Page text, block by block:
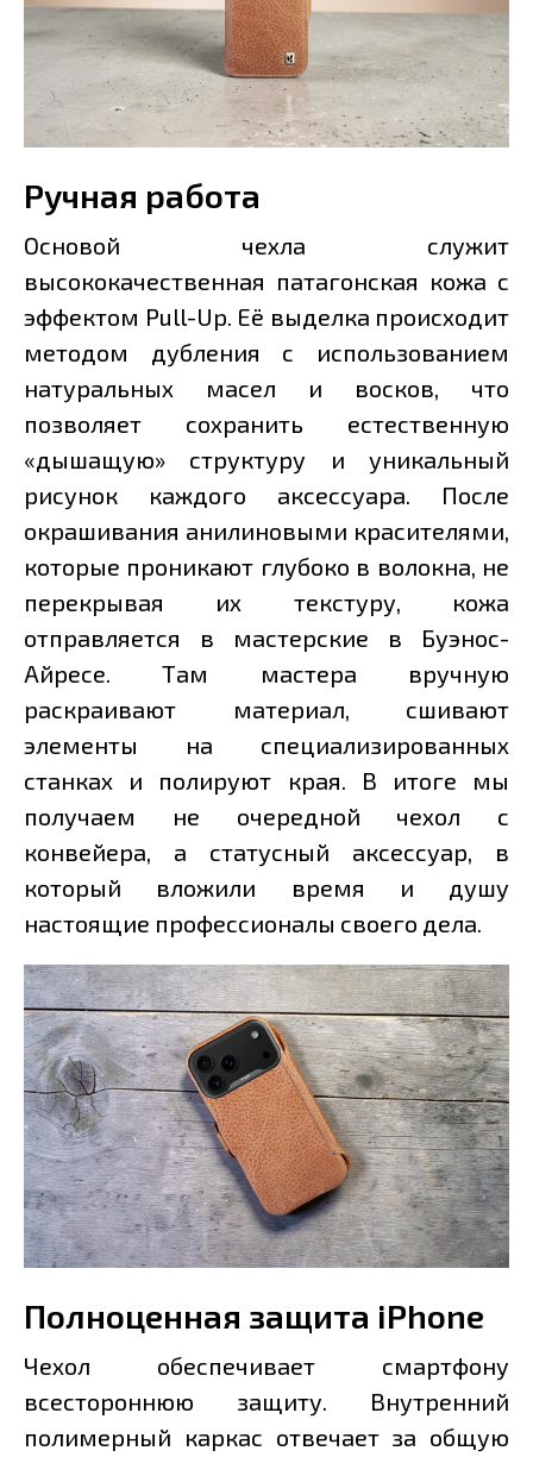
Ручная работа
Основой чехла служит
высококачественная патагонская кожа с
эффектом Pull-Up. Её выделка происходит
методом дубления с использованием
натуральных масел и восков, что
позволяет сохранить естественную
«дышащую» структуру и уникальный
рисунок каждого аксессуара. После
окрашивания анилиновыми красителями,
которые проникают глубоко в волокна, не
перекрывая их текстуру, кожа
отправляется в мастерские в Буэнос-
Айресе. Там мастера вручную
раскраивают материал, сшивают
элементы на специализированных
станках и полируют края. В итоге мы
получаем не очередной чехол с
конвейера, а статусный аксессуар, в
который вложили время и душу
настоящие профессионалы своего дела.
Полноценная защита iPhone
Чехол обеспечивает смартфону
всестороннюю защиту. Внутренний
полимерный каркас отвечает за общую